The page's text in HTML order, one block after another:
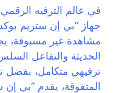
في عالم الترفيه
جهاز “بي إن ستريم
مشاهدة غير مسبوقة،
الحديثة والتفاعل
ترفيهي متكامل، بفضل
المتفوقة، يقدم “بي